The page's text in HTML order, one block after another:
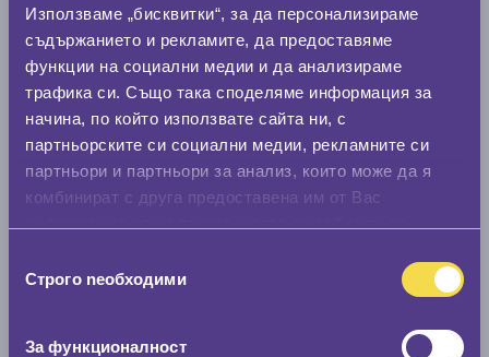
Използваме „бисквитки“, за да персонализираме
съдържанието и рекламите, да предоставяме
функции на социални медии и да анализираме
трафика си. Също така споделяме информация за
начина, по който използвате сайта ни, с
партньорските си социални медии, рекламните си
партньори и партньори за анализ, които може да я
комбинират с друга предоставена им от Вас
наСтрого nеобходими
За функционалност
Нов размер